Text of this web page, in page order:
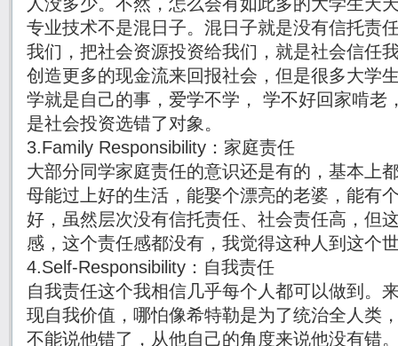
专业技术不是混日子。混日子就是没有信托责
我们，把社会资源投资给我们，就是社会信任
创造更多的现金流来回报社会，但是很多大学
学就是自己的事，爱学不学， 学不好回家啃老
是社会投资选错了对象。
3.Family Responsibility：家庭责任
大部分同学家庭责任的意识还是有的，基本上
母能过上好的生活，能娶个漂亮的老婆，能有
好，虽然层次没有信托责任、社会责任高，但
感，这个责任感都没有，我觉得这种人到这个
4.Self-Responsibility：自我责任
自我责任这个我相信几乎每个人都可以做到。
现自我价值，哪怕像希特勒是为了统治全人类
不能说他错了，从他自己的角度来说他没有错